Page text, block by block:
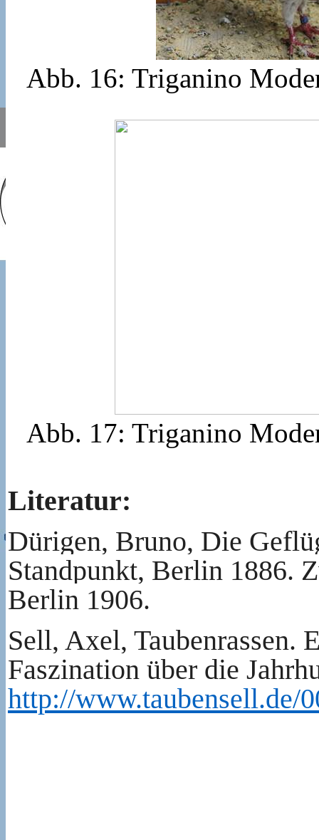
Abb. 16: Triganino
Abb. 17: Triganino
Literatur:
Dürigen, Bruno, Die
Standpunkt, Berlin 1886.
Berlin 1906.
Sell, Axel, Taubenrassen.
Faszination über die
http://www.taubensell.de/